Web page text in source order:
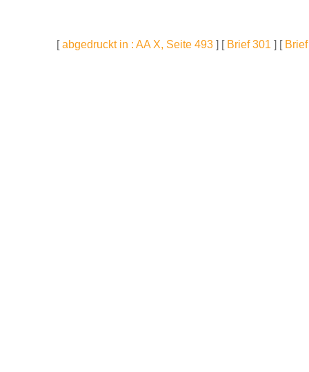
[abgedruckt in : AA X, Seite 493 ] [ Brief 301 ] [